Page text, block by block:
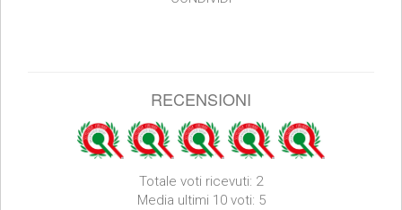
RECENSIONI
Totale voti ricevuti: 2
Media ultimi 10 voti: 5